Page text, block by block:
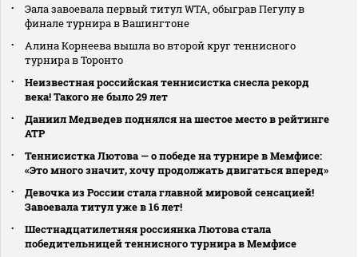
Эала завоевала первый титул WTA, обыграв Пегулу в
финале турнира в Вашингтоне
Алина Корнеева вышла во второй круг теннисного
турнира в Торонто
Неизвестная российская теннисистка снесла рекорд
века! Такого не было 29 лет
Даниил Медведев поднялся на шестое место в рейтинге
АТР
Теннисистка Лютова — о победе на турнире в Мемфисе:
«Это много значит, хочу продолжать двигаться вперед»
Девочка из России стала главной мировой сенсацией!
Завоевала титул уже в 16 лет!
Шестнадцатилетняя россиянка Лютова стала
победительницей теннисного турнира в Мемфисе